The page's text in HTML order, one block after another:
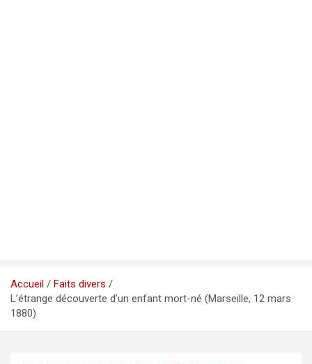
Accueil
Faits divers
L’étrange découverte d’un enfant mort-né (Marseille, 12 mars
1880)